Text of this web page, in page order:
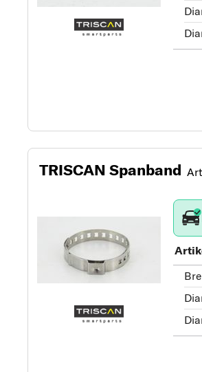
TRISCAN Spanband